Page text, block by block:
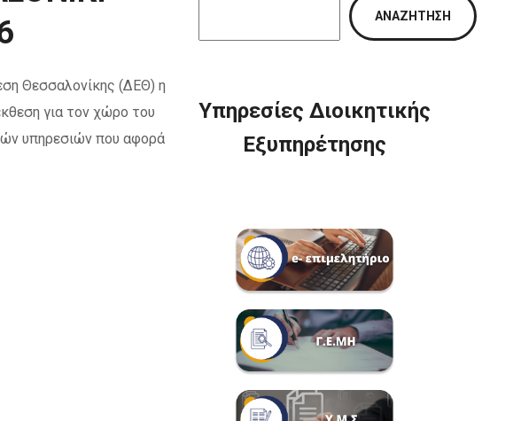
Θεσσαλονίκης (ΔΕΘ) η
για τον χώρο του
υπηρεσιών που αφορά
ΑΝΑΖΉΤΗΣΗ
Υπηρεσίες Διοικητικής
Εξυπηρέτησης